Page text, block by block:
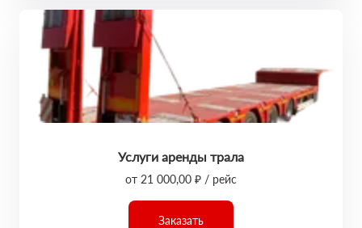
Услуги аренды трала
от 21 000,00 ₽ / рейс
Заказать